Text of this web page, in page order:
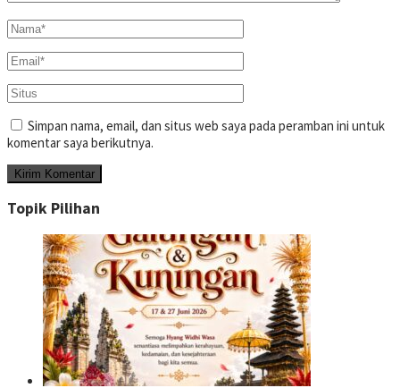
Simpan nama, email, dan situs web saya pada peramban ini untuk
komentar saya berikutnya.
Topik Pilihan